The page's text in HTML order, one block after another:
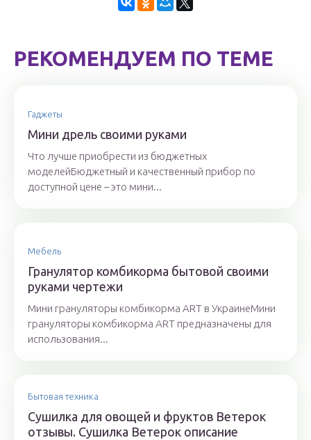
РЕКОМЕНДУЕМ ПО ТЕМЕ
Гаджеты
Мини дрель своими руками
Что лучше приобрести из бюджетных
моделейБюджетный и качественный прибор по
доступной цене – это мини...
Мебель
Гранулятор комбикорма бытовой своими
руками чертежи
Мини грануляторы комбикорма ART в УкраинеМини
грануляторы комбикорма ART предназначены для
использования...
Бытовая техника
Сушилка для овощей и фруктов Ветерок
отзывы. Сушилка Ветерок описание